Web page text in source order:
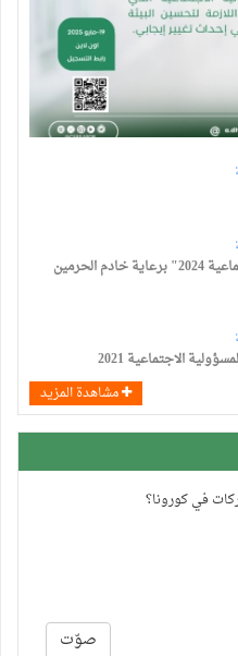
إقامة “المُلتقى الدولي للمسؤولية الاجتماعية 2024" برعاية خادم الحرمين
الاجتماعية 2021
مشاهدة المزيد
في كورونا؟
صوّت